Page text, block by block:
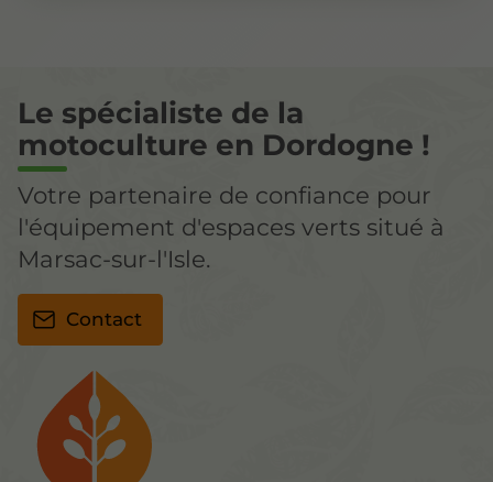
Le spécialiste de la
motoculture en Dordogne !
Votre partenaire de confiance pour
l'équipement d'espaces verts situé à
Marsac-sur-l'Isle.
Contact